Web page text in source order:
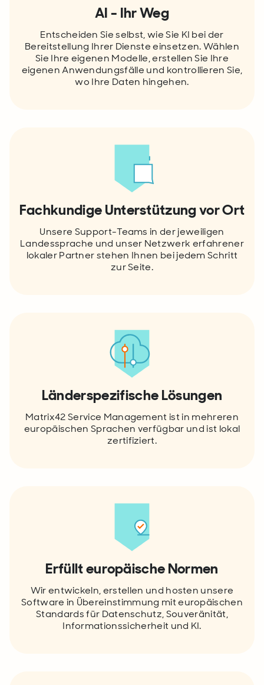
AI - Ihr Weg
Entscheiden Sie selbst, wie Sie KI bei der
Bereitstellung Ihrer Dienste einsetzen. Wählen
Sie Ihre eigenen Modelle, erstellen Sie Ihre
eigenen Anwendungsfälle und kontrollieren Sie,
wo Ihre Daten hingehen.
Fachkundige Unterstützung vor Ort
Unsere Support-Teams in der jeweiligen
Landessprache und unser Netzwerk erfahrener
lokaler Partner stehen Ihnen bei jedem Schritt
zur Seite.
Länderspezifische Lösungen
Matrix42 Service Management ist in mehreren
europäischen Sprachen verfügbar und ist lokal
zertifiziert.
Erfüllt europäische Normen
Wir entwickeln, erstellen und hosten unsere
Software in Übereinstimmung mit europäischen
Standards für Datenschutz, Souveränität,
Informationssicherheit und KI.